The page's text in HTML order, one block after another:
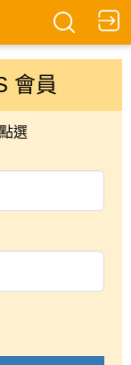
會員
選